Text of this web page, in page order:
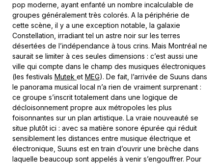
pop moderne, ayant enfanté un nombre incalculable de
groupes généralement très colorés. A la périphérie de
cette scène, il y a une exception notable, la galaxie
Constellation, irradiant tel un astre noir sur les terres
désertées de l’indépendance à tous crins. Mais Montréal ne
saurait se limiter à ces seules dimensions : c’est aussi une
ville qui compte dans le champ des musiques électroniques
(les festivals Mutek et MEG). De fait, l’arrivée de Suuns dans
le panorama musical local n’a rien de vraiment surprenant :
ce groupe s’inscrit totalement dans une logique de
décloisonnement propre aux métropoles les plus
foisonnantes sur un plan artistique. La vraie nouveauté se
situe plutôt ici : avec sa matière sonore épurée qui réduit
sensiblement les distances entre musique électrique et
électronique, Suuns est en train d’ouvrir une brèche dans
laquelle beaucoup sont appelés à venir s’engouffrer. Pour